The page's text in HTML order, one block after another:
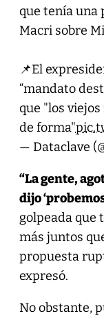
que tenía una
Macri sobre
📌El
“mandato
que "los viejos
de forma"
— Dataclave
“La gente,
dijo
golpeada que
más juntos
propuesta
expresó.
No obstante,